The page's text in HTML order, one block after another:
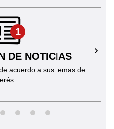
1
DE NOTICIAS
acuerdo a sus temas de
→